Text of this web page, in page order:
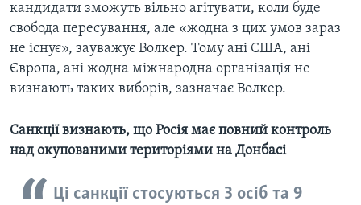
кандидати зможуть вільно агітувати, коли буде
свобода пересування, але «жодна з цих умов зараз
не існує», зауважує Волкер. Тому ані США, ані
Європа, ані жодна міжнародна організація не
визнають таких виборів, зазначає Волкер.
Санкції визнають, що Росія має повний контроль
над окупованими територіями на Донбасі
Ці санкції стосуються 3 осіб та 9